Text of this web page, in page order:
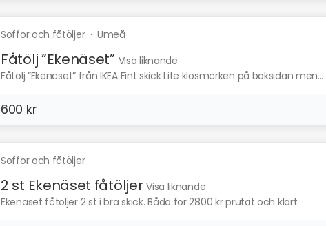
Soffor och fåtöljer· Umeå
Fåtölj ”Ekenäset” Visa liknande
Fåtölj ”Ekenäset” från IKEA Fint skick Lite klösmärken på baksidan men...
600 kr
Soffor och fåtöljer
2 st Ekenäset fåtöljer Visa liknande
Ekenäset fåtöljer 2 st i bra skick. Båda för 2800 kr prutat och klart.